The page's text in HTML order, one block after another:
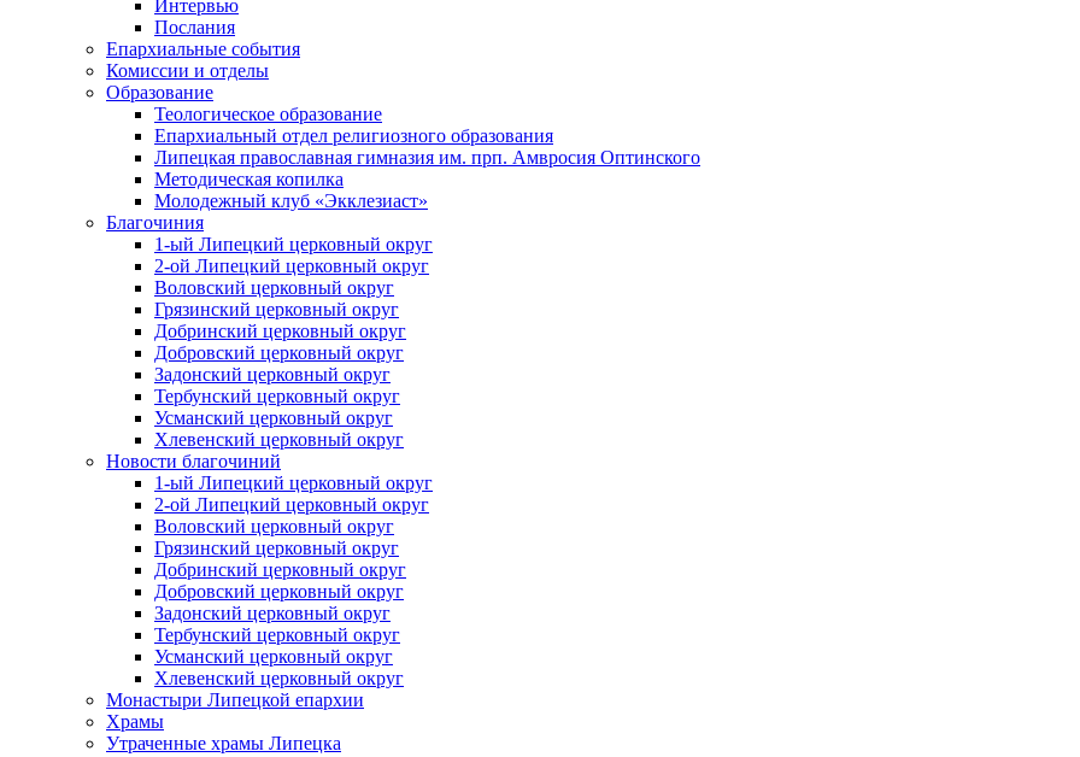
Интервью
Послания
Епархиальные события
Комиссии и отделы
Образование
Теологическое образование
Епархиальный отдел религиозного образования
Липецкая православная гимназия им. прп. Амвросия Оптинского
Методическая копилка
Молодежный клуб «Экклезиаст»
Благочиния
1-ый Липецкий церковный округ
2-ой Липецкий церковный округ
Воловский церковный округ
Грязинский церковный округ
Добринский церковный округ
Добровский церковный округ
Задонский церковный округ
Тербунский церковный округ
Усманский церковный округ
Хлевенский церковный округ
Новости благочиний
1-ый Липецкий церковный округ
2-ой Липецкий церковный округ
Воловский церковный округ
Грязинский церковный округ
Добринский церковный округ
Добровский церковный округ
Задонский церковный округ
Тербунский церковный округ
Усманский церковный округ
Хлевенский церковный округ
Монастыри Липецкой епархии
Храмы
Утраченные храмы Липецка